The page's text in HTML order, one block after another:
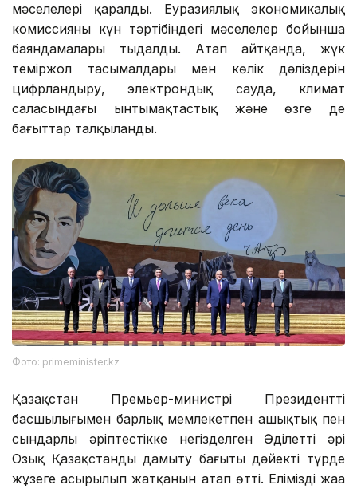
мәселелері қаралды. Еуразиялық экономикалық
комиссияның күн тәртібіндегі мәселелер бойынша
баяндамалары тыңдалды. Атап айтқанда, жүк
теміржол тасымалдары мен көлік дәліздерін
цифрландыру, электрондық сауда, климат
саласындағы ынтымақтастық және өзге де
бағыттар талқыланды.
Фото: primeminister.kz
Қазақстан Премьер-министрі Президенттің
басшылығымен барлық мемлекетпен ашықтық пен
сындарлы әріптестікке негізделген Әділетті әрі
Озық Қазақстанды дамыту бағыты дәйекті түрде
жұзеге асырылып жатқанын атап өтті. Еліміздің жаңа